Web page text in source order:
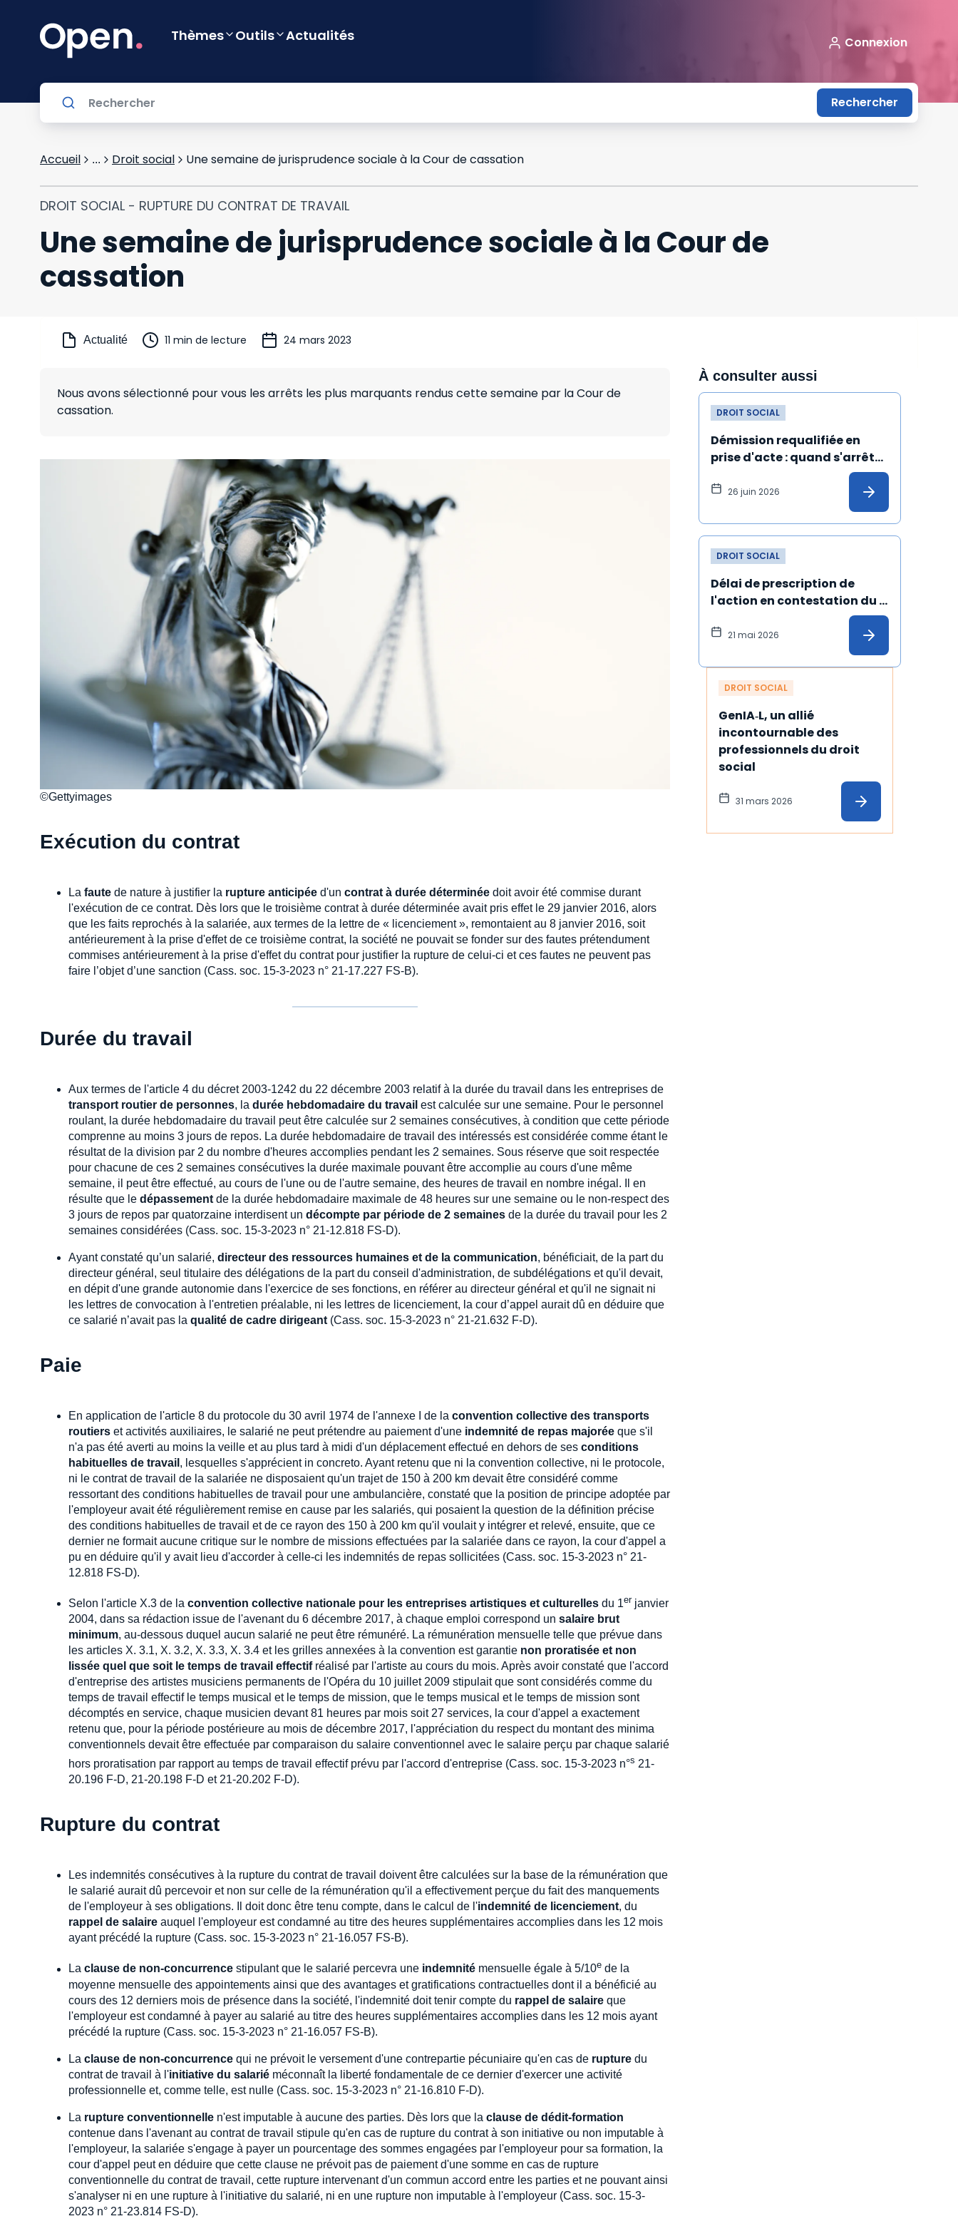
Thèmes Outils Actualités Connexion
Rechercher
Accueil ... Droit social Une semaine de jurisprudence sociale à la Cour de cassation
DROIT SOCIAL - RUPTURE DU CONTRAT DE TRAVAIL
Une semaine de jurisprudence sociale à la Cour de
cassation
Actualité 11 min de lecture 24 mars 2023
Nous avons sélectionné pour vous les arrêts les plus marquants rendus cette semaine par la Cour de
cassation.
©Gettyimages
Exécution du contrat
La faute de nature à justifier la rupture anticipée d'un contrat à durée déterminée doit avoir été commise durant
l'exécution de ce contrat. Dès lors que le troisième contrat à durée déterminée avait pris effet le 29 janvier 2016, alors
que les faits reprochés à la salariée, aux termes de la lettre de « licenciement », remontaient au 8 janvier 2016, soit
antérieurement à la prise d'effet de ce troisième contrat, la société ne pouvait se fonder sur des fautes prétendument
commises antérieurement à la prise d'effet du contrat pour justifier la rupture de celui-ci et ces fautes ne peuvent pas
faire l’objet d’une sanction (Cass. soc. 15-3-2023 n° 21-17.227 FS-B).
Durée du travail
Aux termes de l'article 4 du décret 2003-1242 du 22 décembre 2003 relatif à la durée du travail dans les entreprises de
transport routier de personnes, la durée hebdomadaire du travail est calculée sur une semaine. Pour le personnel
roulant, la durée hebdomadaire du travail peut être calculée sur 2 semaines consécutives, à condition que cette période
comprenne au moins 3 jours de repos. La durée hebdomadaire de travail des intéressés est considérée comme étant le
résultat de la division par 2 du nombre d'heures accomplies pendant les 2 semaines. Sous réserve que soit respectée
pour chacune de ces 2 semaines consécutives la durée maximale pouvant être accomplie au cours d'une même
semaine, il peut être effectué, au cours de l'une ou de l'autre semaine, des heures de travail en nombre inégal. Il en
résulte que le dépassement de la durée hebdomadaire maximale de 48 heures sur une semaine ou le non-respect des
3 jours de repos par quatorzaine interdisent un décompte par période de 2 semaines de la durée du travail pour les 2
semaines considérées (Cass. soc. 15-3-2023 n° 21-12.818 FS-D).
Ayant constaté qu’un salarié, directeur des ressources humaines et de la communication, bénéficiait, de la part du
directeur général, seul titulaire des délégations de la part du conseil d'administration, de subdélégations et qu'il devait,
en dépit d'une grande autonomie dans l'exercice de ses fonctions, en référer au directeur général et qu'il ne signait ni
les lettres de convocation à l'entretien préalable, ni les lettres de licenciement, la cour d’appel aurait dû en déduire que
ce salarié n’avait pas la qualité de cadre dirigeant (Cass. soc. 15-3-2023 n° 21-21.632 F-D).
Paie
En application de l'article 8 du protocole du 30 avril 1974 de l'annexe I de la convention collective des transports
routiers et activités auxiliaires, le salarié ne peut prétendre au paiement d'une indemnité de repas majorée que s'il
n'a pas été averti au moins la veille et au plus tard à midi d'un déplacement effectué en dehors de ses conditions
habituelles de travail , lesquelles s'apprécient in concreto. Ayant retenu que ni la convention collective, ni le protocole,
ni le contrat de travail de la salariée ne disposaient qu'un trajet de 150 à 200 km devait être considéré comme
ressortant des conditions habituelles de travail pour une ambulancière, constaté que la position de principe adoptée par
l'employeur avait été régulièrement remise en cause par les salariés, qui posaient la question de la définition précise
des conditions habituelles de travail et de ce rayon des 150 à 200 km qu'il voulait y intégrer et relevé, ensuite, que ce
dernier ne formait aucune critique sur le nombre de missions effectuées par la salariée dans ce rayon, la cour d'appel a
pu en déduire qu'il y avait lieu d'accorder à celle-ci les indemnités de repas sollicitées (Cass. soc. 15-3-2023 n° 21-
12.818 FS-D).
Selon l'article X.3 de la convention collective nationale pour les entreprises artistiques et culturelles du 1er janvier
2004, dans sa rédaction issue de l'avenant du 6 décembre 2017, à chaque emploi correspond un salaire brut
minimum, au-dessous duquel aucun salarié ne peut être rémunéré. La rémunération mensuelle telle que prévue dans
les articles X. 3.1, X. 3.2, X. 3.3, X. 3.4 et les grilles annexées à la convention est garantie non proratisée et non
lissée quel que soit le temps de travail effectifréalisé par l'artiste au cours du mois. Après avoir constaté que l'accord
d'entreprise des artistes musiciens permanents de l'Opéra du 10 juillet 2009 stipulait que sont considérés comme du
temps de travail effectif le temps musical et le temps de mission, que le temps musical et le temps de mission sont
décomptés en service, chaque musicien devant 81 heures par mois soit 27 services, la cour d'appel a exactement
retenu que, pour la période postérieure au mois de décembre 2017, l'appréciation du respect du montant des minima
conventionnels devait être effectuée par comparaison du salaire conventionnel avec le salaire perçu par chaque salarié
hors proratisation par rapport au temps de travail effectif prévu par l'accord d'entreprise (Cass. soc. 15-3-2023 n°s 21-
20.196 F-D, 21-20.198 F-D et 21-20.202 F-D).
Rupture du contrat
Les indemnités consécutives à la rupture du contrat de travail doivent être calculées sur la base de la rémunération que
le salarié aurait dû percevoir et non sur celle de la rémunération qu'il a effectivement perçue du fait des manquements
de l'employeur à ses obligations. Il doit donc être tenu compte, dans le calcul de l'indemnité de licenciement, du
rappel de salaire auquel l'employeur est condamné au titre des heures supplémentaires accomplies dans les 12 mois
ayant précédé la rupture (Cass. soc. 15-3-2023 n° 21-16.057 FS-B).
La clause de non-concurrence stipulant que le salarié percevra une indemnité mensuelle égale à 5/10e de la
moyenne mensuelle des appointements ainsi que des avantages et gratifications contractuelles dont il a bénéficié au
cours des 12 derniers mois de présence dans la société, l'indemnité doit tenir compte du rappel de salaire que
l'employeur est condamné à payer au salarié au titre des heures supplémentaires accomplies dans les 12 mois ayant
précédé la rupture (Cass. soc. 15-3-2023 n° 21-16.057 FS-B).
La clause de non-concurrence qui ne prévoit le versement d'une contrepartie pécuniaire qu'en cas de rupture du
contrat de travail à l'initiative du salarié méconnaît la liberté fondamentale de ce dernier d'exercer une activité
professionnelle et, comme telle, est nulle (Cass. soc. 15-3-2023 n° 21-16.810 F-D).
La rupture conventionnelle n'est imputable à aucune des parties. Dès lors que la clause de dédit-formation
contenue dans l'avenant au contrat de travail stipule qu'en cas de rupture du contrat à son initiative ou non imputable à
l'employeur, la salariée s'engage à payer un pourcentage des sommes engagées par l'employeur pour sa formation, la
cour d'appel peut en déduire que cette clause ne prévoit pas de paiement d'une somme en cas de rupture
conventionnelle du contrat de travail, cette rupture intervenant d'un commun accord entre les parties et ne pouvant ainsi
s'analyser ni en une rupture à l'initiative du salarié, ni en une rupture non imputable à l'employeur (Cass. soc. 15-3-
2023 n° 21-23.814 FS-D).
À consulter aussi
DROIT SOCIAL
Démission requalifiée en
prise d'acte : quand s'arrête
l'ancienneté du salarié ?
26 juin 2026
DROIT SOCIAL
Délai de prescription de
l'action en contestation du
licenciement fondée sur un
harcèlement moral :
21 mai 2026
DROIT SOCIAL
GenIA‑L, un allié
incontournable des
professionnels du droit
social
31 mars 2026